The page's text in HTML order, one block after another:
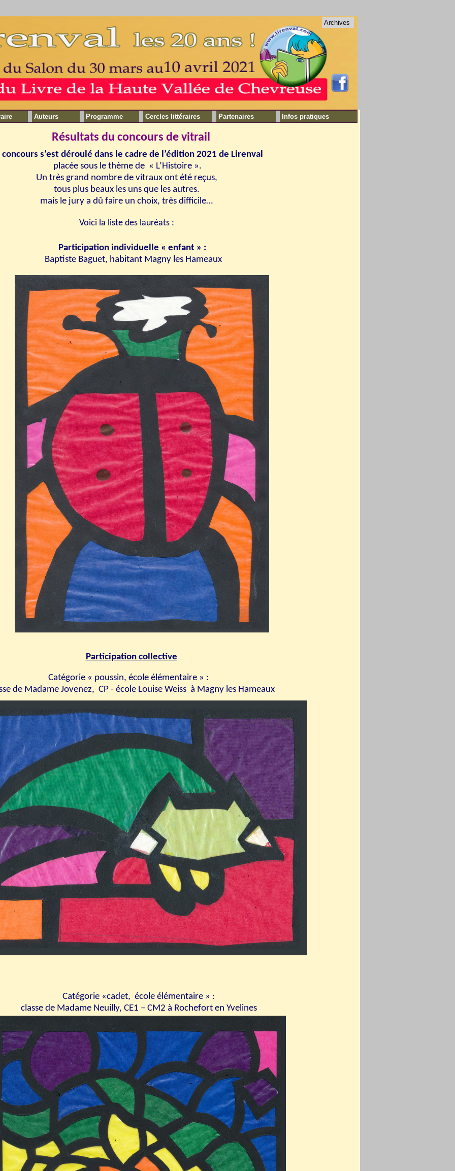
Catégorie «cadet, école élémentaire » :
classe de Madame Neuilly, CE1 – CM2 à Rochefort en Yvelines
Participation collective
Catégorie « poussin, école élémentaire » :
de Madame Jovenez, CP - école Louise Weiss à Magny les Hameaux
Participation individuelle « enfant » :
Baptiste Baguet, habitant Magny les Hameaux
concours s’est déroulé dans le cadre de l’édition 2021 de Lirenval
placée sous le thème de « L’Histoire ».
Un très grand nombre de vitraux ont été reçus,
tous plus beaux les uns que les autres.
mais le jury a dû faire un choix, très difficile…
Voici la liste des lauréats :
Résultats du concours de vitrail
Cercles littéraires
Auteurs Programme Partenaires Infos pratiques
Archives